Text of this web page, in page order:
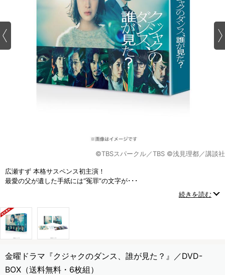
©TBSスパークル／TBS ©浅見理都／講談社
広瀬すず 本格サスペンス初主演！
最愛の父が遺した手紙には“冤罪”の文字が･･･
一通の手紙から娘が事件の真相に迫るヒューマンクライムサスペンス！
続きを読む
金曜ドラマ『クジャクのダンス、誰が見た？』／DVD-
BOX（送料無料・6枚組）